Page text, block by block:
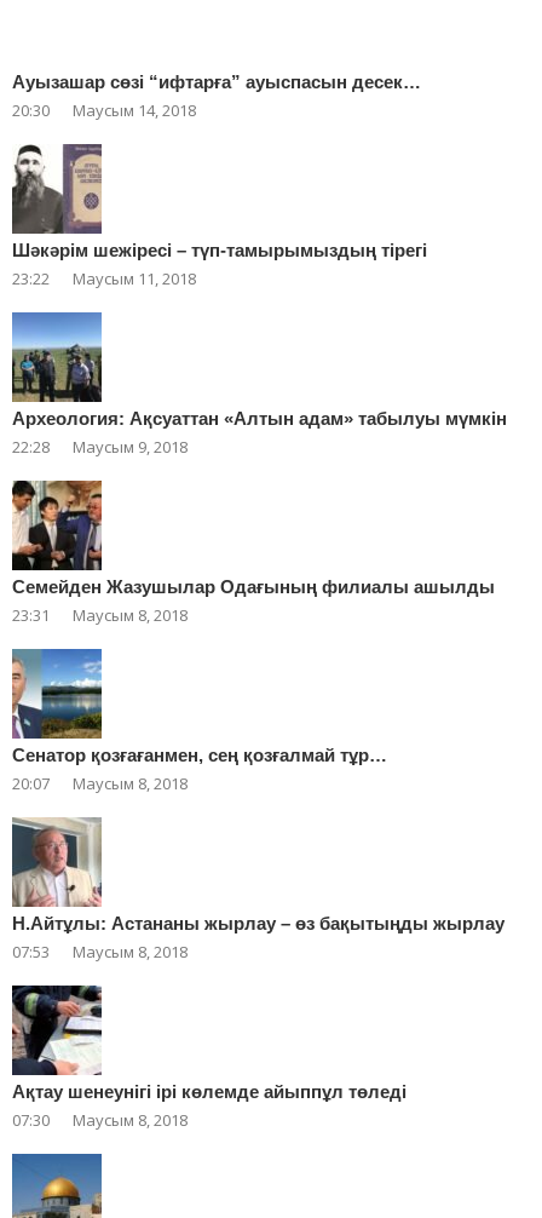
Ауызашар сөзі “ифтарға” ауыспасын десек…
20:30 Маусым 14, 2018
Шәкәрім шежіресі – түп-тамырымыздың тірегі
23:22 Маусым 11, 2018
Археология: Ақсуаттан «Алтын адам» табылуы мүмкін
22:28 Маусым 9, 2018
Cемейден Жазушылар Одағының филиалы ашылды
23:31 Маусым 8, 2018
Сенатор қозғағанмен, сең қозғалмай тұр…
20:07 Маусым 8, 2018
Н.Айтұлы: Астананы жырлау – өз бақытыңды жырлау
07:53 Маусым 8, 2018
Ақтау шенеунігі ірі көлемде айыппұл төледі
07:30 Маусым 8, 2018